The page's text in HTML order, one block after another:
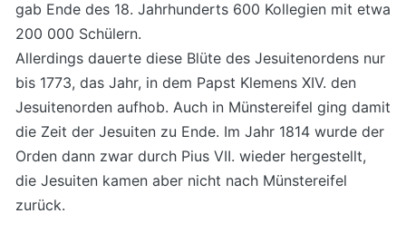
gab Ende des 18. Jahrhunderts 600 Kollegien mit etwa
200 000 Schülern.
Allerdings dauerte diese Blüte des Jesuitenordens nur
bis 1773, das Jahr, in dem Papst Klemens XIV. den
Jesuitenorden aufhob. Auch in Münstereifel ging damit
die Zeit der Jesuiten zu Ende. Im Jahr 1814 wurde der
Orden dann zwar durch Pius VII. wieder hergestellt,
die Jesuiten kamen aber nicht nach Münstereifel
zurück.